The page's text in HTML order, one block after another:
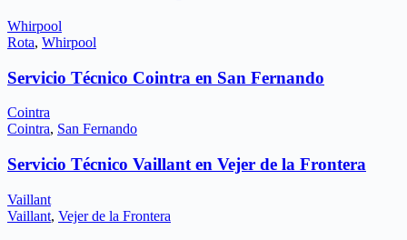
Whirpool
Rota, Whirpool
Servicio Técnico Cointra en San Fernando
Cointra
Cointra, San Fernando
Servicio Técnico Vaillant en Vejer de la Frontera
Vaillant
Vaillant, Vejer de la Frontera